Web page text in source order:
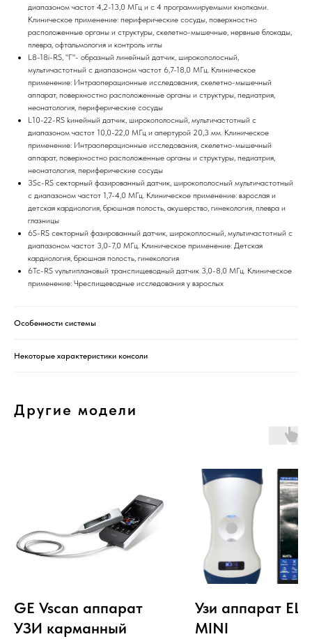
диапазоном частот 4,2-13,0 МГц и с 4 программируемыми кнопками.
Клиническое применение: периферические сосуды, поверхностно
расположенные органы и структуры, скелетно-мышечные, нервные блокады,
плевра, офтальмология и контроль иглы
L8-18i-RS, "Г"- образный линейный датчик, широкополосный,
мультичастотный с диапазоном частот 6,7-18,0 МГц. Клиническое
применение: Интраоперационные исследования, скелетно-мышечный
аппарат, поверхностно расположенные органы и структуры, педиатрия,
неонатология, периферические сосуды
L10-22-RS kинейный датчик, широкополосный, мультичастотный с
диапазоном частот 10,0-22,0 МГц и апертурой 20,3 мм. Клиническое
применение: Интраоперационные исследования, скелетно-мышечный
аппарат, поверхностно расположенные органы и структуры, педиатрия,
неонатология, периферические сосуды
3Sc-RS секторный фазированный датчик, широкополосный мультичастотный
с диапазоном частот 1,7-4,0 МГц. Клиническое применение: взрослая и
детская кардиология, брюшная полость, акушерство, гинекология, плевра и
глазницы
6S-RS cекторный фазированный датчик, широкоплосный, мультичастотный с
диапазоном частот 3,0-7,0 МГц. Клиническое применение: Детская
кардиология, брюшная полость, гинекология
6Tc-RS vультиплановый транспищеводный датчик 3,0-8,0 МГц. Клиническое
применение: Чреспищеводные исследования у взрослых
Особенности системы
Некоторые характеристики консоли
Другие модели
GE Vscan аппарат
УЗИ карманный
Узи аппарат
MINI